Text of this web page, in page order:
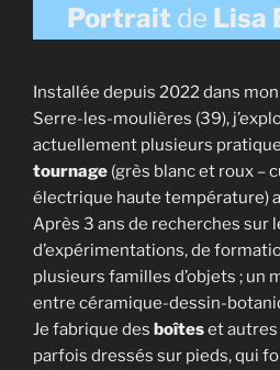
Portrait de Lisa
Installée depuis 2022 dans mon
Serre-les-moulières (39),
actuellement plusieurs
tournage (grès blanc et roux –
électrique haute température)
Après 3 ans de recherches sur
d’expérimentations, de
plusieurs familles d’objets ; un
entre céramique-dessin-
Je fabrique des boîteset autres
parfois dressés sur pieds, qui